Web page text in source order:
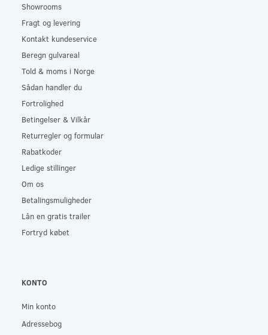
Showrooms
Fragt og levering
Kontakt kundeservice
Beregn gulvareal
Told & moms i Norge
Sådan handler du
Fortrolighed
Betingelser & Vilkår
Returregler og formular
Rabatkoder
Ledige stillinger
Om os
Betalingsmuligheder
Lån en gratis trailer
Fortryd købet
KONTO
Min konto
Adressebog